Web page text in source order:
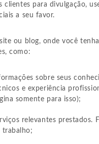
clientes para divulgação,
a seu favor.
ou blog, onde você
como:
sobre seus
e experiência
somente para isso);
relevantes prestados.
trabalho;